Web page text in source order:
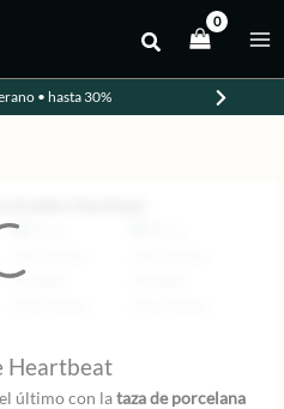
• hasta 30%
Heartbeat
último con lataza de porcelana